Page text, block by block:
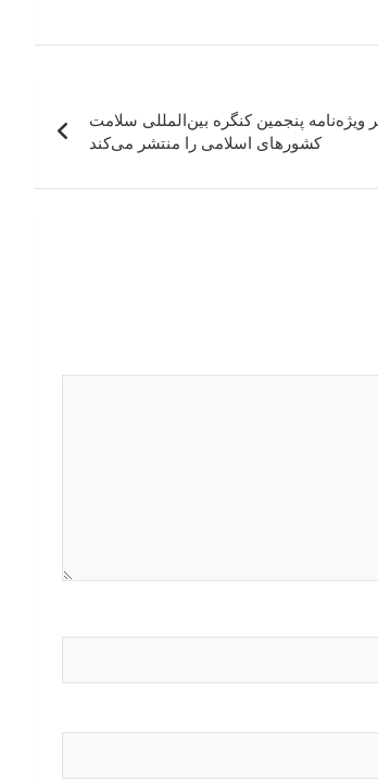
ویژه‌نامه پنجمین کنگره بین‌المللی سلامت
کشورهای اسلامی را منتشر می‌کند